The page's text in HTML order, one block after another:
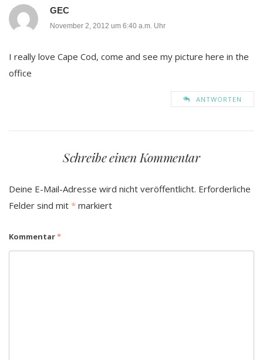
GEC
November 2, 2012 um 6:40 a.m. Uhr
I really love Cape Cod, come and see my picture here in the
office
ANTWORTEN
Schreibe einen Kommentar
Deine E-Mail-Adresse wird nicht veröffentlicht. Erforderliche
Felder sind mit * markiert
Kommentar*